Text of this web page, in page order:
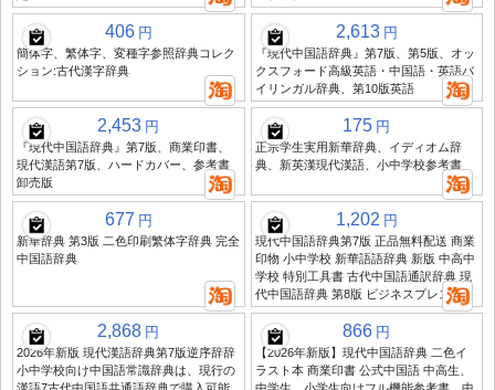
406 円
簡体字、繁体字、変種字参照辞典コレク
ション:古代漢字辞典
2,613 円
『現代中国語辞典』第7版、第5版、オッ
クスフォード高級英語・中国語・英語バ
イリンガル辞典、第10版英語
2,453 円
『現代中国語辞典』第7版、商業印書、
現代漢語第7版、ハードカバー、参考書
卸売版
175 円
正宗学生実用新華辞典、イディオム辞
典、新英漢現代漢語、小中学校参考書
677 円
新華辞典 第3版 二色印刷繁体字辞典 完全
中国語辞典
1,202 円
現代中国語辞典第7版 正品無料配送 商業
印物 小中学校 新華語語辞典 新版 中高中
学校 特別工具書 古代中国語通訳辞典 現
代中国語辞典 第8版 ビジネスプレス
2,868 円
2026年新版 現代漢語辞典第7版逆序辞辞
小中学校向け中国語常識辞典は、現行の
866 円
【2026年新版】現代中国語辞典 二色イ
ラスト本 商業印書 公式中国語 中高生、